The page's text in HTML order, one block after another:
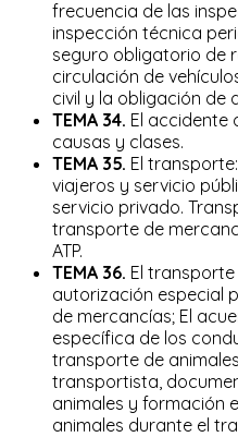
frecuencia de las
inspección técnica
seguro obligatorio de
circulación de
civil y la obligación de
TEMA 34. El accidente
causas y clases.
TEMA 35. El
viajeros y servicio
servicio privado.
transporte de
ATP.
TEMA 36. El
autorización especial
de mercancías; El
específica de los
transporte de
transportista,
animales y formación
animales durante el